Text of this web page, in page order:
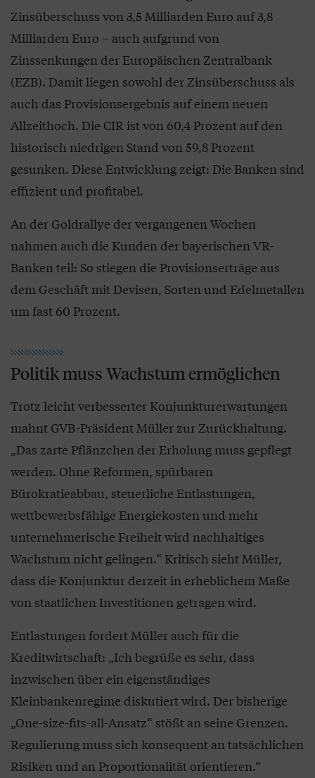
Zinsüberschuss von 3,5 Milliarden Euro auf 3,8
Milliarden Euro – auch aufgrund von
Zinssenkungen der Europäischen Zentralbank
(EZB). Damit liegen sowohl der Zinsüberschuss als
auch das Provisionsergebnis auf einem neuen
Allzeithoch. Die CIR ist von 60,4 Prozent auf den
historisch niedrigen Stand von 59,8 Prozent
gesunken. Diese Entwicklung zeigt: Die Banken sind
effizient und profitabel.
An der Goldrallye der vergangenen Wochen
nahmen auch die Kunden der bayerischen VR-
Banken teil: So stiegen die Provisionserträge aus
dem Geschäft mit Devisen, Sorten und Edelmetallen
um fast 60 Prozent.
Politik muss Wachstum ermöglichen
Trotz leicht verbesserter Konjunkturerwartungen
mahnt GVB-Präsident Müller zur Zurückhaltung.
„Das zarte Pflänzchen der Erholung muss gepflegt
werden. Ohne Reformen, spürbaren
Bürokratieabbau, steuerliche Entlastungen,
wettbewerbsfähige Energiekosten und mehr
unternehmerische Freiheit wird nachhaltiges
Wachstum nicht gelingen.“ Kritisch sieht Müller,
dass die Konjunktur derzeit in erheblichem Maße
von staatlichen Investitionen getragen wird.
Entlastungen fordert Müller auch für die
Kreditwirtschaft: „Ich begrüße es sehr, dass
inzwischen über ein eigenständiges
Kleinbankenregime diskutiert wird. Der bisherige
„One-size-fits-all-Ansatz“ stößt an seine Grenzen.
Regulierung muss sich konsequent an tatsächlichen
Risiken und an Proportionalität orientieren.“